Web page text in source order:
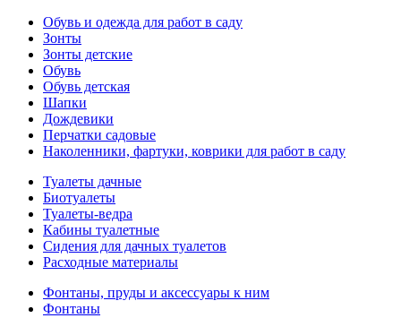
Обувь и одежда для работ в саду
Зонты
Зонты детские
Обувь
Обувь детская
Шапки
Дождевики
Перчатки садовые
Наколенники, фартуки, коврики для работ в саду
Туалеты дачные
Биотуалеты
Туалеты-ведра
Кабины туалетные
Сидения для дачных туалетов
Расходные материалы
Фонтаны, пруды и аксессуары к ним
Фонтаны